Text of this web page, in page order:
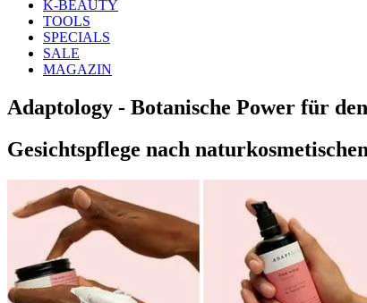
K-BEAUTY
TOOLS
SPECIALS
SALE
MAGAZIN
Adaptology - Botanische Power für
Gesichtspflege nach